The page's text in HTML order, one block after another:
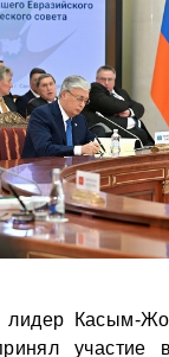
лидер Касым-
участие